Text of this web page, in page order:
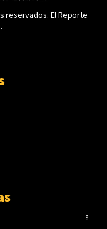
reservados. El Reporte
8